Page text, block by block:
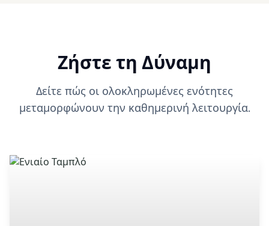
Ζήστε τη Δύναμη
Δείτε πώς οι ολοκληρωμένες ενότητες
μεταμορφώνουν την καθημερινή λειτουργία.